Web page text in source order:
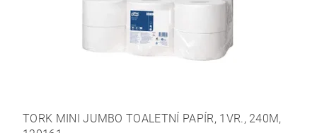
TORK MINI JUMBO TOALETNÍ PAPÍR, 1VR., 240M,